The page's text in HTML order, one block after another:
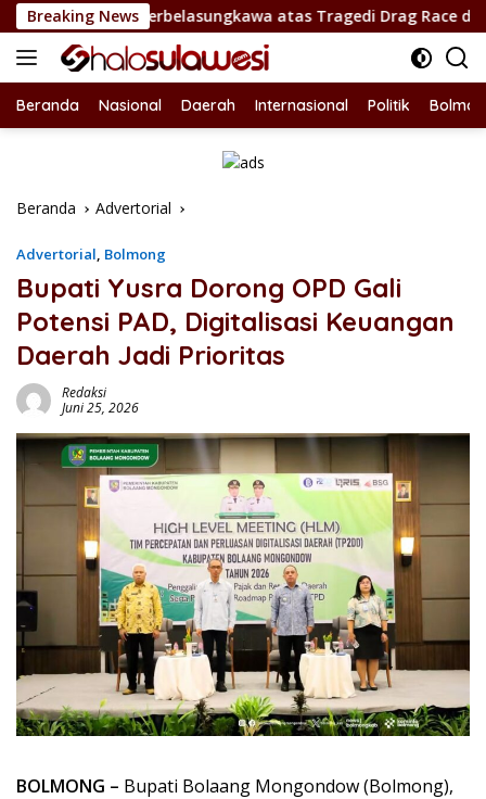
Langsung
ke
konten
Breaking News atas Tragedi Drag Race di Upai
Beranda Nasional Daerah Internasional Politik
Beranda Advertorial
Advertorial, Bolmong
Bupati Yusra Dorong OPD Gali
Potensi PAD, Digitalisasi Keuangan
Daerah Jadi Prioritas
Redaksi
Juni 25, 2026
BOLMONG – Bupati Bolaang Mongondow (Bolmong),